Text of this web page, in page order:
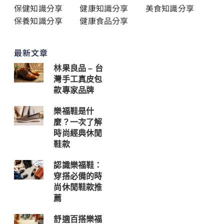
保健知識分享 健康知識分享
美食知識分享
保養知識分享
健康食品分享
最新文章
林果良品 – 台
灣手工真皮包
款專家品牌
樂福鞋是什
麼？一次了解
時尚經典休閒
鞋款
認識樂福鞋：
穿搭必備的時
尚休閒鞋款推
薦
舒適百搭樂福